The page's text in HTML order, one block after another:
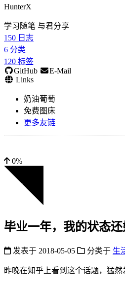
HunterX
学习随笔 与君分享
150 日志
6 分类
120 标签
GitHub
E-Mail
Links
奶油葡萄
免费图床
更多友链
0%
毕业一年，我的状态还
发表于 2018-05-05 分类于 生
昨晚在知乎上看到这个话题，猛